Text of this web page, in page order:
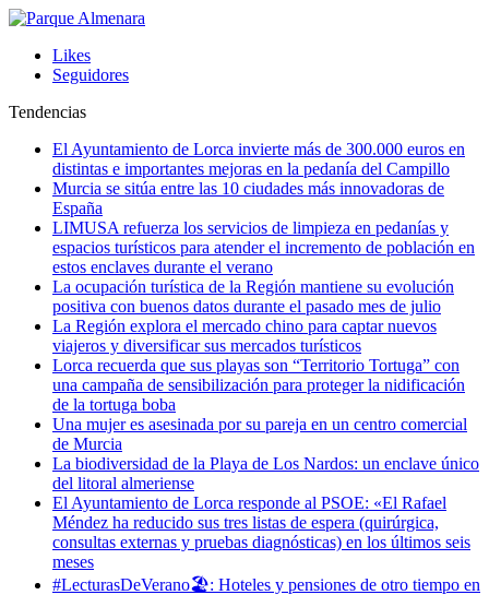
Likes
Seguidores
Tendencias
El Ayuntamiento de Lorca invierte más de 300.000 euros en
distintas e importantes mejoras en la pedanía del Campillo
Murcia se sitúa entre las 10 ciudades más innovadoras de
España
LIMUSA refuerza los servicios de limpieza en pedanías y
espacios turísticos para atender el incremento de población en
estos enclaves durante el verano
La ocupación turística de la Región mantiene su evolución
positiva con buenos datos durante el pasado mes de julio
La Región explora el mercado chino para captar nuevos
viajeros y diversificar sus mercados turísticos
Lorca recuerda que sus playas son “Territorio Tortuga” con
una campaña de sensibilización para proteger la nidificación
de la tortuga boba
Una mujer es asesinada por su pareja en un centro comercial
de Murcia
La biodiversidad de la Playa de Los Nardos: un enclave único
del litoral almeriense
El Ayuntamiento de Lorca responde al PSOE: «El Rafael
Méndez ha reducido sus tres listas de espera (quirúrgica,
consultas externas y pruebas diagnósticas) en los últimos seis
meses
#LecturasDeVerano🏖: Hoteles y pensiones de otro tiempo en